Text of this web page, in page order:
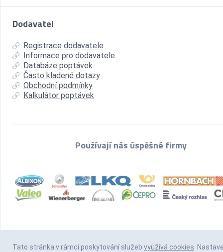
Dodavatel
Registrace dodavatele
Informace pro dodavatele
Databáze poptávek
Často kladené dotazy
Obchodní podmínky
Kalkulátor poptávek
Používají nás úspěšné firmy
Tato stránka v rámci poskytování služeb využívá cookies.